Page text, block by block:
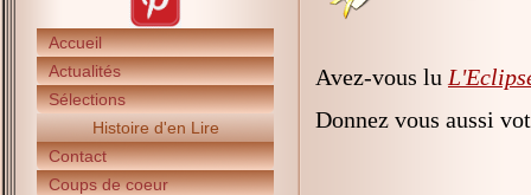
Accueil
Actualités
Sélections
Histoire d'en Lire
Contact
Coups de coeur
Avez-vous lu
Donnez vous aussi